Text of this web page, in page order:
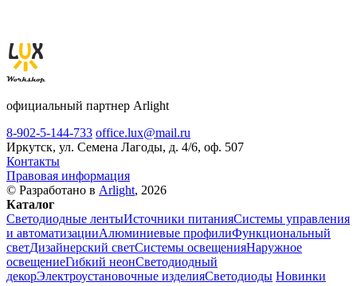
официальный партнер Arlight
8-902-5-144-733 office.lux@mail.ru
Иркутск, ул. Семена Лагоды, д. 4/6, оф. 507
Контакты
Правовая информация
© Разработано в Arlight, 2026
Каталог
Светодиодные лентыИсточники питанияСистемы управления
и автоматизацииАлюминиевые профилиФункциональный
светДизайнерский светСистемы освещенияНаружное
освещениеГибкий неонСветодиодный
декорЭлектроустановочные изделияСветодиоды Новинки